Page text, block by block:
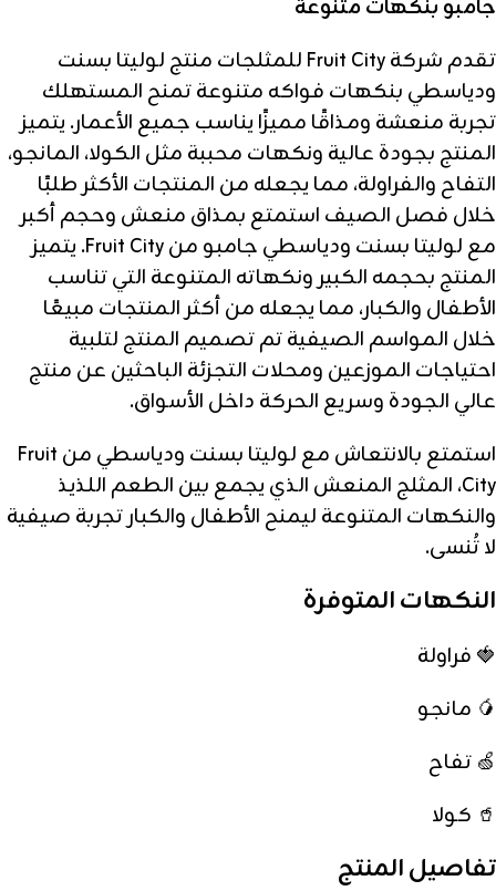
جامبو بنكهات متنوعة
تقدم شركة Fruit City للمثلجات منتج لوليتا بسنت
ودياسطي بنكهات فواكه متنوعة تمنح المستهلك
تجربة منعشة ومذاقًا مميزًا يناسب جميع الأعمار. يتميز
المنتج بجودة عالية ونكهات محببة مثل الكولا، المانجو،
التفاح والفراولة، مما يجعله من المنتجات الأكثر طلبًا
خلال فصل الصيف استمتع بمذاق منعش وحجم أكبر
مع لوليتا بسنت ودياسطي جامبو من Fruit City. يتميز
المنتج بحجمه الكبير ونكهاته المتنوعة التي تناسب
الأطفال والكبار، مما يجعله من أكثر المنتجات مبيعًا
خلال المواسم الصيفية تم تصميم المنتج لتلبية
احتياجات الموزعين ومحلات التجزئة الباحثين عن منتج
عالي الجودة وسريع الحركة داخل الأسواق.
استمتع بالانتعاش مع لوليتا بسنت ودياسطي من Fruit
City، المثلج المنعش الذي يجمع بين الطعم اللذيذ
والنكهات المتنوعة ليمنح الأطفال والكبار تجربة صيفية
لا تُنسى.
النكهات المتوفرة
🍓 فراولة
🥭 مانجو
🍏 تفاح
🥤 كولا
تفاصيل المنتج